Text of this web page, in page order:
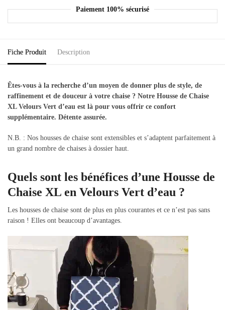
Paiement 100% sécurisé
Fiche Produit Description
Êtes-vous à la recherche d’un moyen de donner plus de style, de
raffinement et de douceur à votre chaise ? Notre Housse de Chaise
XL Velours Vert d’eau est là pour vous offrir ce confort
supplémentaire. Détente assurée.
N.B. : Nos housses de chaise sont extensibles et s’adaptent parfaitement à
un grand nombre de chaises à dossier haut.
Quels sont les bénéfices d’une Housse de
Chaise XL en Velours Vert d’eau ?
Les housses de chaise sont de plus en plus courantes et ce n’est pas sans
raison ! Elles ont beaucoup d’avantages.